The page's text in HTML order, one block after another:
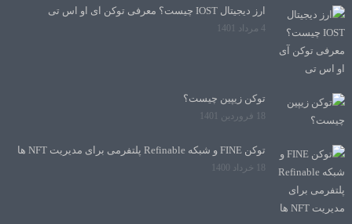
ارز دیجیتال IOST چیست؟ معرفی توکن آی او اس تی
4 مرداد 1401
توکن زیپین چیست؟
18 فروردین 1401
توکن FINE و شبکه Refinable پلتفرمی برای مدیریت NFT ها
18 خرداد 1400